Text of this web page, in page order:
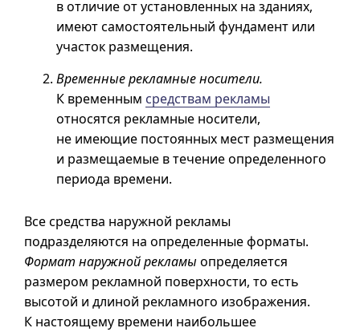
в отличие от установленных на зданиях,
имеют самостоятельный фундамент или
участок размещения.
Временные рекламные носители.
К временным средствам рекламы
относятся рекламные носители,
не имеющие постоянных мест размещения
и размещаемые в течение определенного
периода времени.
Все средства наружной рекламы
подразделяются на определенные форматы.
Формат наружной рекламы определяется
размером рекламной поверхности, то есть
высотой и длиной рекламного изображения.
К настоящему времени наибольшее